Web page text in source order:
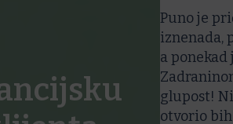
Puno je
iznenada,
a
glupost!
otvorio